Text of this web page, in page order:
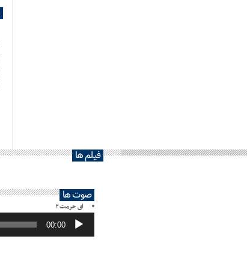
فیلم ها
صوت ها
ای حرمت ۲
پخش‌کننده
صوت 00:00